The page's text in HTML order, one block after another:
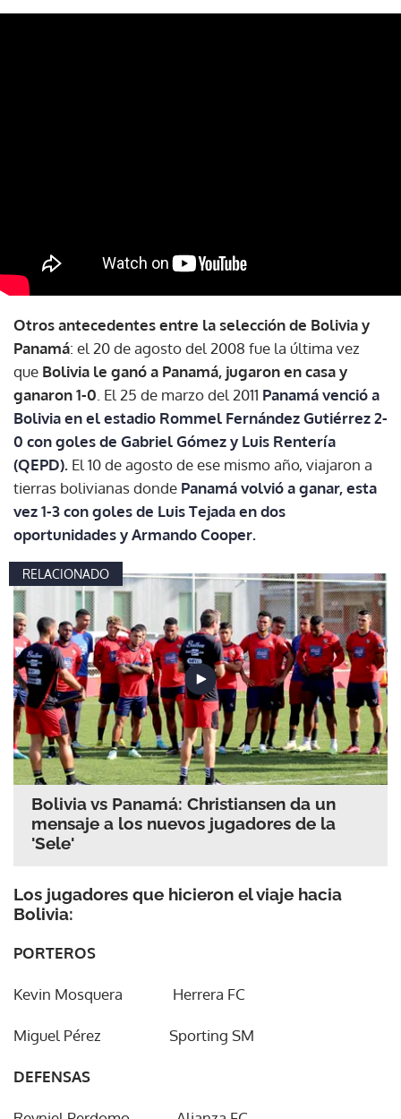
Otros antecedentes entre la selección de Bolivia y
Panamá: el 20 de agosto del 2008 fue la última vez
que Bolivia le ganó a Panamá, jugaron en casa y
ganaron 1-0. El 25 de marzo del 2011 Panamá venció a
Bolivia en el estadio Rommel Fernández Gutiérrez 2-
0 con goles de Gabriel Gómez y Luis Rentería
(QEPD). El 10 de agosto de ese mismo año, viajaron a
tierras bolivianas donde Panamá volvió a ganar, esta
vez 1-3 con goles de Luis Tejada en dos
oportunidades y Armando Cooper.
RELACIONADO
Bolivia vs Panamá: Christiansen da un
mensaje a los nuevos jugadores de la
'Sele'
Los jugadores que hicieron el viaje hacia
Bolivia:
PORTEROS
Kevin Mosquera Herrera FC
Miguel Pérez Sporting SM
DEFENSAS